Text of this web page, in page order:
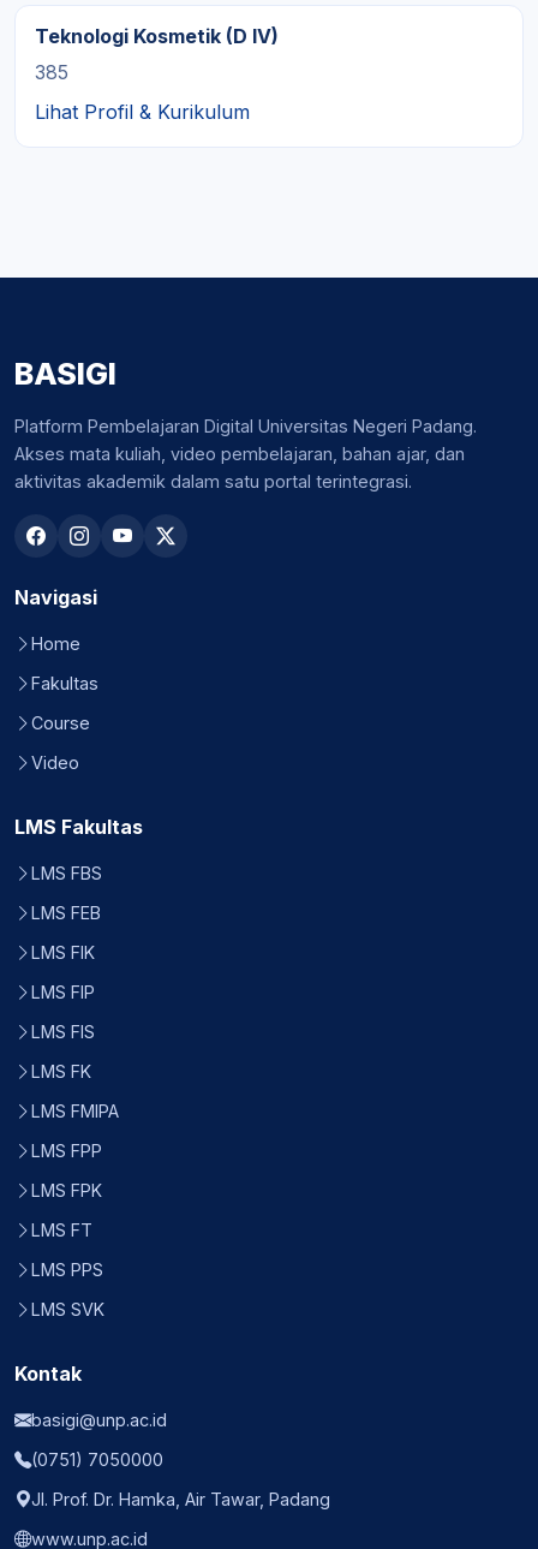
Teknologi Kosmetik (D IV)
385
Lihat Profil & Kurikulum
BASIGI
Platform Pembelajaran Digital Universitas Negeri Padang.
Akses mata kuliah, video pembelajaran, bahan ajar, dan
aktivitas akademik dalam satu portal terintegrasi.
Navigasi
Home
Fakultas
Course
Video
LMS Fakultas
LMS FBS
LMS FEB
LMS FIK
LMS FIP
LMS FIS
LMS FK
LMS FMIPA
LMS FPP
LMS FPK
LMS FT
LMS PPS
LMS SVK
Kontak
basigi@unp.ac.id
(0751) 7050000
Jl. Prof. Dr. Hamka, Air Tawar, Padang
www.unp.ac.id